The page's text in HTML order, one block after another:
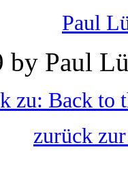
Paul
Paul
zu: Back to
zurück